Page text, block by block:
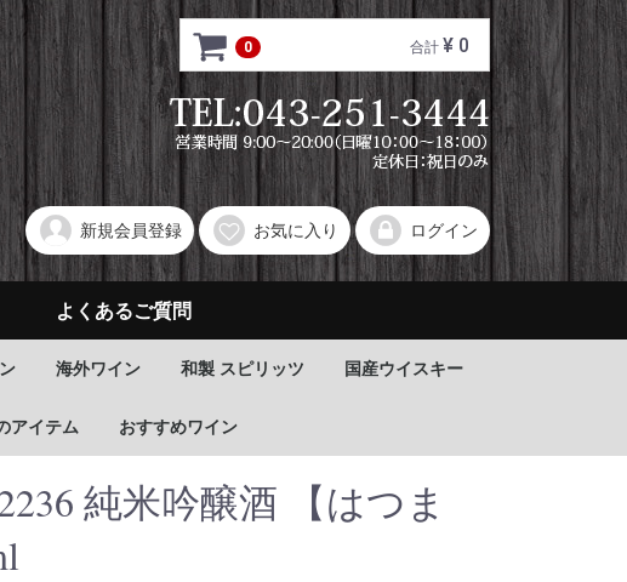
0 合計 ¥ 0
新規会員登録 お気に入り ログイン
よくあるご質問
海外ワイン 和製 スピリッツ 国産ウイスキー
アイテム おすすめワイン
純米吟醸酒 【はつま